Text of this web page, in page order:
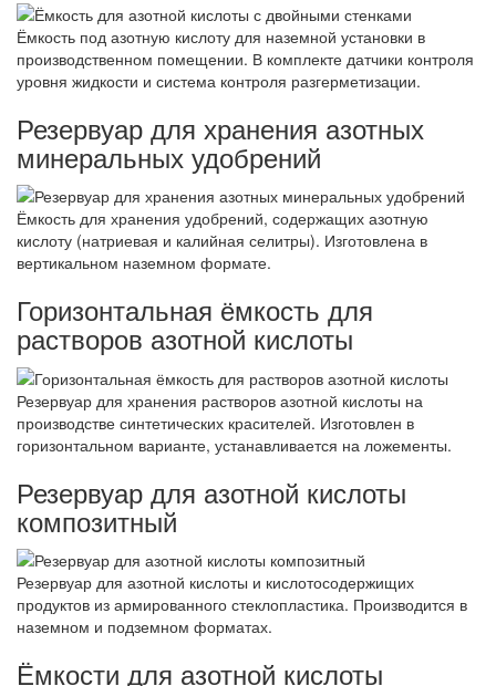
Ёмкость под азотную кислоту для наземной установки в
производственном помещении. В комплекте датчики контроля
уровня жидкости и система контроля разгерметизации.
Резервуар для хранения азотных
минеральных удобрений
Ёмкость для хранения удобрений, содержащих азотную
кислоту (натриевая и калийная селитры). Изготовлена в
вертикальном наземном формате.
Горизонтальная ёмкость для
растворов азотной кислоты
Резервуар для хранения растворов азотной кислоты на
производстве синтетических красителей. Изготовлен в
горизонтальном варианте, устанавливается на ложементы.
Резервуар для азотной кислоты
композитный
Резервуар для азотной кислоты и кислотосодержищих
продуктов из армированного стеклопластика. Производится в
наземном и подземном форматах.
Ёмкости для азотной кислоты